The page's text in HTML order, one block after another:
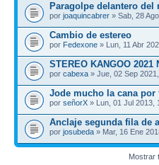
Paragolpe delantero del
por joaquincabrer » Sab, 28
Cambio de estereo
por Fedexone » Lun, 11 Abr
STEREO KANGOO 2021
por cabexa » Jue, 02 Sep
Jode mucho la cana
por señorX » Lun, 01 Jul 2013,
Anclaje segunda fila de
por josubeda » Mar, 16 Ene
Mostrar